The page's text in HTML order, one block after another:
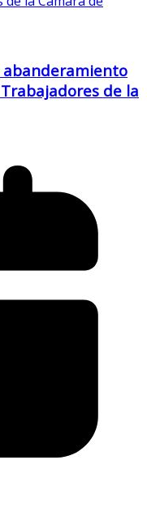
abanderamiento
de la